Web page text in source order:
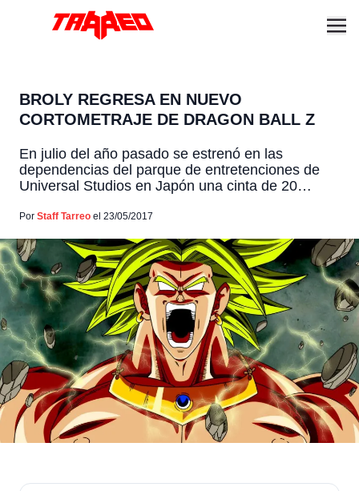
BROLY REGRESA EN NUEVO
CORTOMETRAJE DE DRAGON BALL Z
En julio del año pasado se estrenó en las
dependencias del parque de entretenciones de
Universal Studios en Japón una cinta de 20
denominado "Cine 4D", donde Goku´se enfrentó a
eso en este enlace en categoría super RIP HQ
[…]
Por Staff Tarreo el 23/05/2017